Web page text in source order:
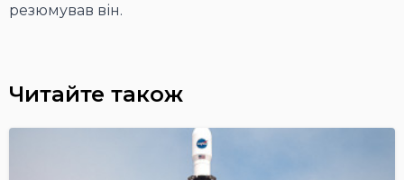
резюмував він.
Читайте також